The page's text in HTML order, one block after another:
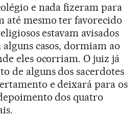
e nada fizeram para
até mesmo ter favorecido
estavam avisados
alguns casos, dormiam ao
eles ocorriam. O juiz já
de alguns dos sacerdotes
e deixará para os
dos quatro